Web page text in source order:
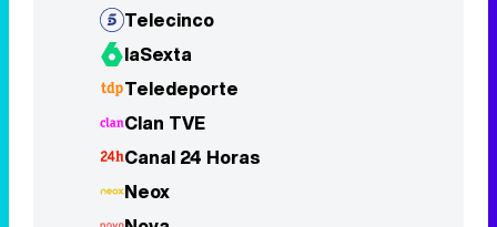
Telecinco
laSexta
Teledeporte
Clan TVE
Canal 24 Horas
Neox